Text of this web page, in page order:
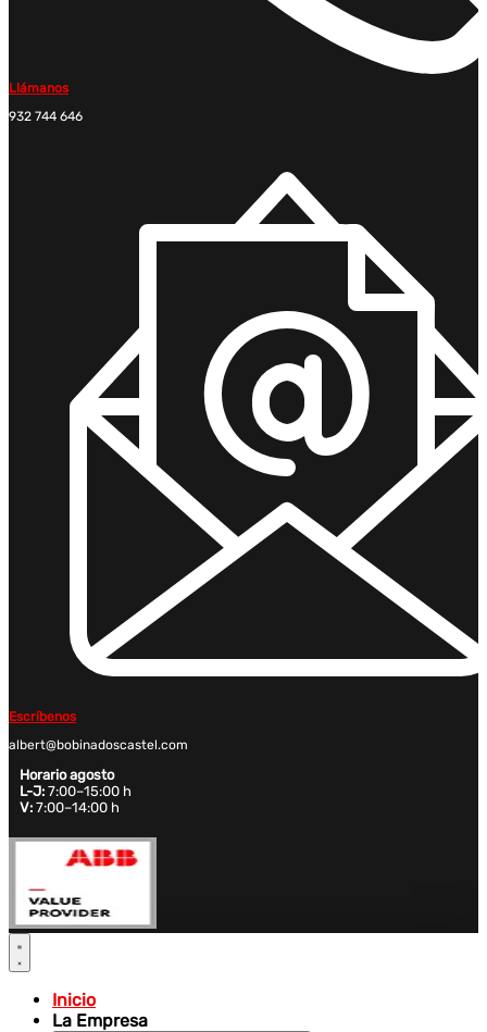
Llámanos
932 744 646
Escríbenos
albert@bobinadoscastel.com
Horario agosto
L-J: 7:00–15:00 h
V: 7:00–14:00 h
Inicio
La Empresa